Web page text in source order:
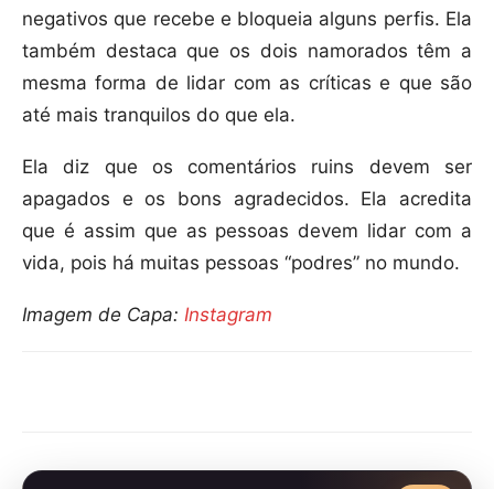
negativos que recebe e bloqueia alguns perfis. Ela
também destaca que os dois namorados têm a
mesma forma de lidar com as críticas e que são
até mais tranquilos do que ela.
Ela diz que os comentários ruins devem ser
apagados e os bons agradecidos. Ela acredita
que é assim que as pessoas devem lidar com a
vida, pois há muitas pessoas “podres” no mundo.
Imagem de Capa: Instagram